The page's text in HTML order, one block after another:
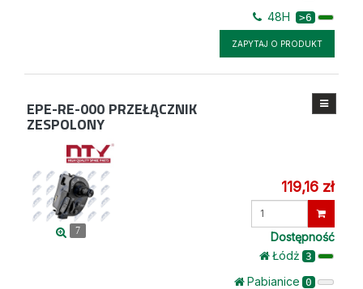
48H >6
ZAPYTAJ O PRODUKT
EPE-RE-000 PRZEŁĄCZNIK
ZESPOLONY
7
119,16 zł
Wprowadź
Dostępność
Łódż 3
Pabianice 0